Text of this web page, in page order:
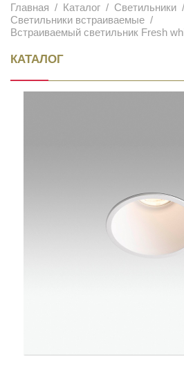
Главная Каталог
Светильники
Светильники встраиваемые
Встраиваемый светильник Fresh
КАТАЛОГ